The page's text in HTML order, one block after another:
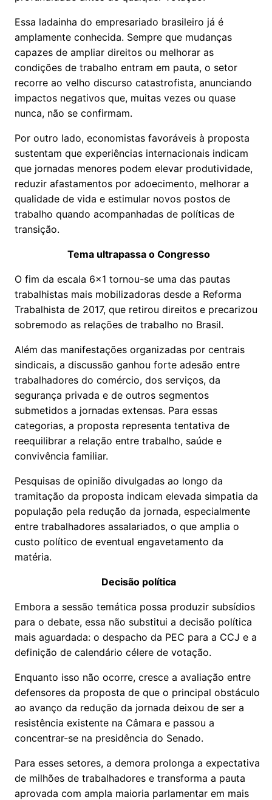
Essa ladainha do empresariado brasileiro já é
amplamente conhecida. Sempre que mudanças
capazes de ampliar direitos ou melhorar as
condições de trabalho entram em pauta, o setor
recorre ao velho discurso catastrofista, anunciando
impactos negativos que, muitas vezes ou quase
nunca, não se confirmam.
Por outro lado, economistas favoráveis à proposta
sustentam que experiências internacionais indicam
que jornadas menores podem elevar produtividade,
reduzir afastamentos por adoecimento, melhorar a
qualidade de vida e estimular novos postos de
trabalho quando acompanhadas de políticas de
transição.
Tema ultrapassa o Congresso
O fim da escala 6x1 tornou-se uma das pautas
trabalhistas mais mobilizadoras desde a Reforma
Trabalhista de 2017, que retirou direitos e precarizou
sobremodo as relações de trabalho no Brasil.
Além das manifestações organizadas por centrais
sindicais, a discussão ganhou forte adesão entre
trabalhadores do comércio, dos serviços, da
segurança privada e de outros segmentos
submetidos a jornadas extensas. Para essas
categorias, a proposta representa tentativa de
reequilibrar a relação entre trabalho, saúde e
convivência familiar.
Pesquisas de opinião divulgadas ao longo da
tramitação da proposta indicam elevada simpatia da
população pela redução da jornada, especialmente
entre trabalhadores assalariados, o que amplia o
custo político de eventual engavetamento da
matéria.
Decisão política
Embora a sessão temática possa produzir subsídios
para o debate, essa não substitui a decisão política
mais aguardada: o despacho da PEC para a CCJ e a
definição de calendário célere de votação.
Enquanto isso não ocorre, cresce a avaliação entre
defensores da proposta de que o principal obstáculo
ao avanço da redução da jornada deixou de ser a
resistência existente na Câmara e passou a
concentrar-se na presidência do Senado.
Para esses setores, a demora prolonga a expectativa
de milhões de trabalhadores e transforma a pauta
aprovada com ampla maioria parlamentar em mais